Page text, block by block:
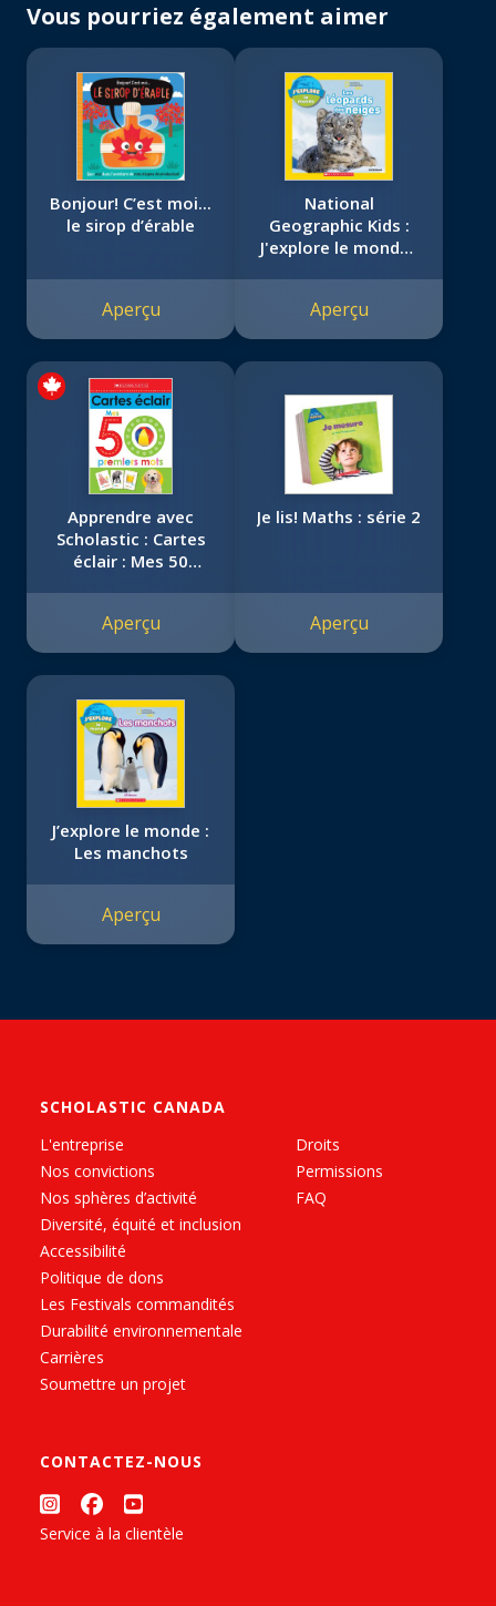
Vous pourriez également aimer
Bonjour! C’est moi...
le sirop d’érable
Aperçu
National
Geographic Kids :
J'explore le monde :
Aperçu
Apprendre avec
Scholastic : Cartes
éclair : Mes 50
Aperçu
Je lis! Maths : série 2
Aperçu
J’explore le monde :
Les manchots
Aperçu
SCHOLASTIC CANADA
L'entreprise
Nos convictions
Nos sphères d’activité
Diversité, équité et inclusion
Accessibilité
Politique de dons
Les Festivals commandités
Durabilité environnementale
Carrières
Soumettre un projet
Droits
Permissions
FAQ
CONTACTEZ-NOUS
Service à la clientèle